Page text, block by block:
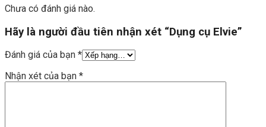
Chưa có đánh giá nào.
Hãy là người đầu tiên nhận xét “Dụng cụ Elvie”
Đánh giá của bạn *
Nhận xét của bạn *